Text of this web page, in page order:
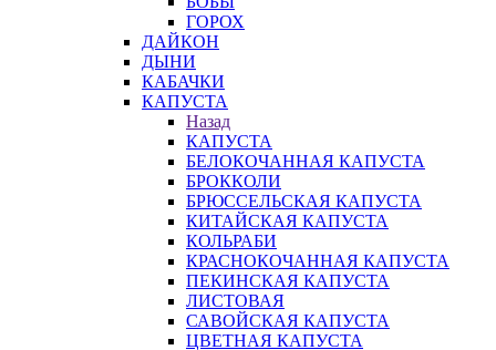
ГОРОХ
ДАЙКОН
ДЫНИ
КАБАЧКИ
КАПУСТА
Назад
КАПУСТА
БЕЛОКОЧАННАЯ КАПУСТА
БРОККОЛИ
БРЮССЕЛЬСКАЯ КАПУСТА
КИТАЙСКАЯ КАПУСТА
КОЛЬРАБИ
КРАСНОКОЧАННАЯ КАПУСТА
ПЕКИНСКАЯ КАПУСТА
ЛИСТОВАЯ
САВОЙСКАЯ КАПУСТА
ЦВЕТНАЯ КАПУСТА